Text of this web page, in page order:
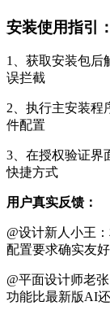
安装使用指引：
1、获取安装包后
误拦截
2、执行主安装程
件配置
3、在授权验证界
快捷方式
用户真实反馈：
@设计新人小王
配置要求确实友
@平面设计师老
功能比最新版AI